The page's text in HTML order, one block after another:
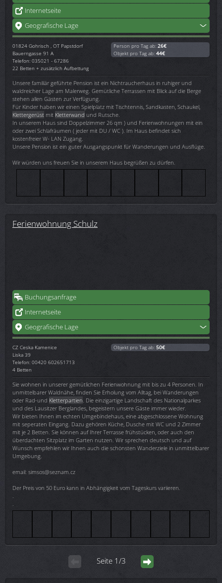
Internetseite
Geografische Lage
01824 Gohrisch , OT Papstdorf
Bauerngasse 91 A
Telefon: 035021 - 67286
22 Betten + zusätzlich Aufbettung
Person pro Tag ab: 26€
Objekt pro Tag ab: 44€
Unsere familiär geführte Pension ist ein Nichtraucherhaus in ruhiger und
waldreicher Lage am Malerweg. Gemütliche Terrassen mit Blick auf die Berge
stehen allen Gästen zur Verfügung.
Für Kinder haben wir einen Spielplatz mit Tischtennis, Sandkasten, Schaukel,
Klettergerüst mit Kletterwand und Rutsche.
In unserem Haus sind Doppelzimmer 26 qm ) und Ferienwohnungen mit ein
oder zwei Schlafräumen ( jeder mit DU / WC ). Im Haus befindet sich
kostenfreier W- LAN Zugang.
Unsere Pension ist ein guter Ausgangspunkt für Wanderungen und Ausflüge.
Wir würden uns freuen Sie in unserem Haus begrüßen zu dürfen.
Ferienwohnung Schulz
Buchungsanfrage
Internetseite
Geografische Lage
CZ Ceska Kamenice
Liska 39
Telefon: 00420 602651713
4 Betten
Objekt pro Tag ab: 50€
Sie wohnen in unserer gemütlichen Ferienwohnung mit bis zu 4 Personen. In
unmittelbarer Waldnähe, finden Sie Erholung vom Alltag, bei Wanderungen
oder Rad-und Kletterpartien . Die einzigartige Landschaft des Nationalparkes
und des Lausitzer Berglandes, begeistern unsere Gäste immer wieder.
Wir bieten Ihnen im echten Umgebindehaus, eine abgeschlossene Wohnung
mit seperaten Eingang. Dazu gehören Küche, Dusche mit WC und 2 Zimmer
mit je 2 Betten. Sie können auf Ihrer Terrasse frühstücken, oder auch den
überdachten Sitzplatz im Garten nutzen. Wir sprechen deutsch und auf
Wunsch empfehlen wir Ihnen auch die schönsten Wanderziele in unmittelbarer
Umgebung.
email: simsos@seznam.cz
Der Preis von 50 Euro kann in Abhängigkeit vom Tageskurs variieren.
Seite 1/3